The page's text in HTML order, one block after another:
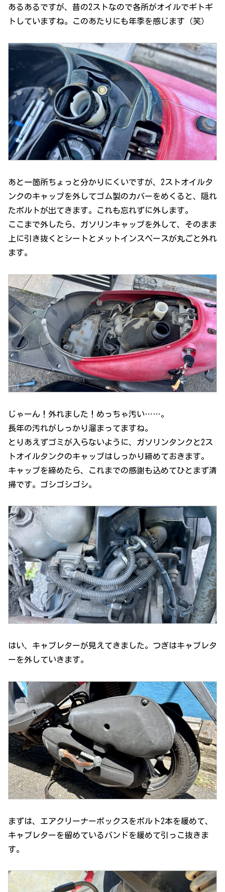
あるあるですが、昔の2ストなので各所がオイルでギトギ
トしていますね。このあたりにも年季を感じます（笑）
あと一箇所ちょっと分かりにくいですが、2ストオイルタ
ンクのキャップを外してゴム製のカバーをめくると、隠れ
たボルトが出てきます。これも忘れずに外します。
ここまで外したら、ガソリンキャップを外して、そのまま
上に引き抜くとシートとメットインスペースが丸ごと外れ
ます。
じゃーん！外れました！めっちゃ汚い……。
長年の汚れがしっかり溜まってますね。
とりあえずゴミが入らないように、ガソリンタンクと2ス
トオイルタンクのキャップはしっかり締めておきます。
キャップを締めたら、これまでの感謝も込めてひとまず清
掃です。ゴシゴシゴシ。
はい、キャブレターが見えてきました。つぎはキャブレタ
ーを外していきます。
まずは、エアクリーナーボックスをボルト2本を緩めて、
キャブレターを留めているバンドを緩めて引っこ抜きま
す。